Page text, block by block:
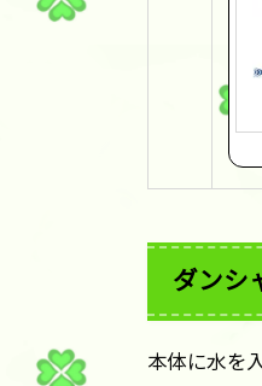
ダンシ
本体に水を